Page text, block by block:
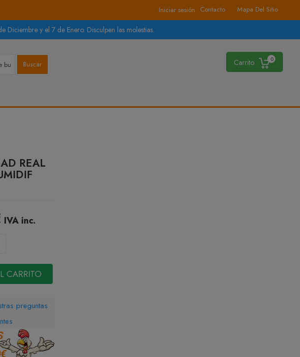
Contacto Mapa Del Sitio
Iniciar sesión
Diciembre y el 7 de Enero. Disculpen las molestias.
Carrito 0
Buscar
REAL
IVA inc.
CARRITO
preguntas